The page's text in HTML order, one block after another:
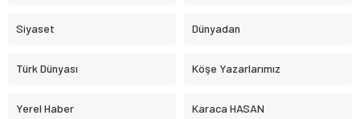
Siyaset Dünyadan
Türk Dünyası Köşe Yazarlarımız
Yerel Haber Karaca HASAN